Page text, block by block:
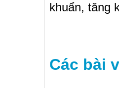
khuẩn, tăng
Các bài